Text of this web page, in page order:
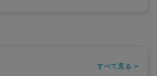
すべて見る >